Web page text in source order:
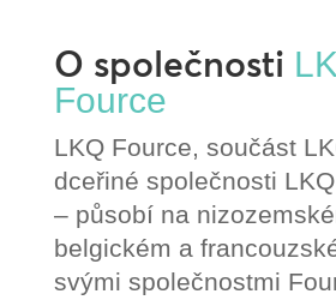
O společnosti
Fource
LKQ Fource, součást
dceřiné společnosti
– působí na
belgickém a
svými společnostmi